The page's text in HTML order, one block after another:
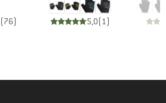
(76) 5,0(1)